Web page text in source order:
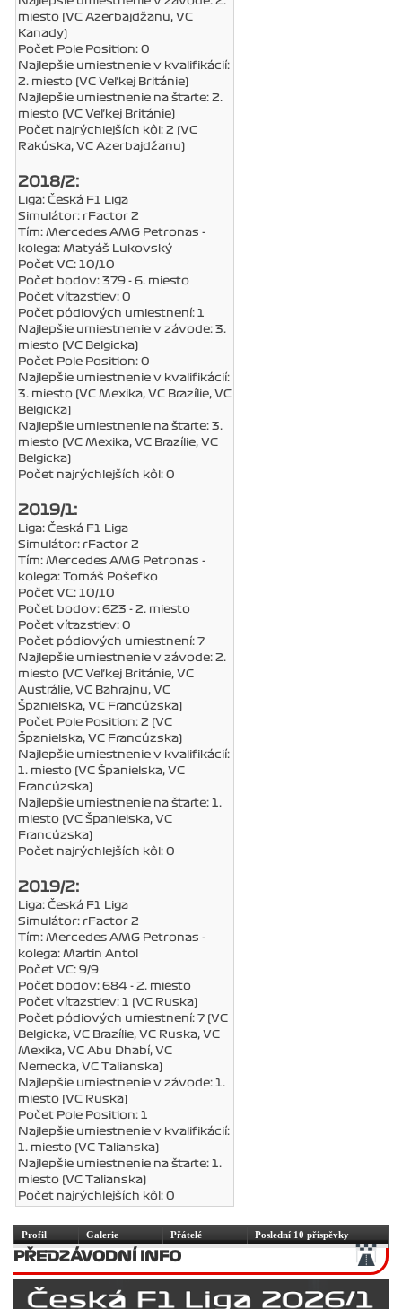
miesto (VC Azerbajdžanu, VC
Kanady)
Počet Pole Position: 0
Najlepšie umiestnenie v kvalifikácií:
2. miesto (VC Veľkej Británie)
Najlepšie umiestnenie na štarte: 2.
miesto (VC Veľkej Británie)
Počet najrýchlejších kôl: 2 (VC
Rakúska, VC Azerbajdžanu)
2018/2:
Liga: Česká F1 Liga
Simulátor: rFactor 2
Tím: Mercedes AMG Petronas -
kolega: Matyáš Lukovský
Počet VC: 10/10
Počet bodov: 379 - 6. miesto
Počet víťazstiev: 0
Počet pódiových umiestnení: 1
Najlepšie umiestnenie v závode: 3.
miesto (VC Belgicka)
Počet Pole Position: 0
Najlepšie umiestnenie v kvalifikácií:
3. miesto (VC Mexika, VC Brazílie, VC
Belgicka)
Najlepšie umiestnenie na štarte: 3.
miesto (VC Mexika, VC Brazílie, VC
Belgicka)
Počet najrýchlejších kôl: 0
2019/1:
Liga: Česká F1 Liga
Simulátor: rFactor 2
Tím: Mercedes AMG Petronas -
kolega: Tomáš Pošefko
Počet VC: 10/10
Počet bodov: 623 - 2. miesto
Počet víťazstiev: 0
Počet pódiových umiestnení: 7
Najlepšie umiestnenie v závode: 2.
miesto (VC Veľkej Británie, VC
Austrálie, VC Bahrajnu, VC
Španielska, VC Francúzska)
Počet Pole Position: 2 (VC
Španielska, VC Francúzska)
Najlepšie umiestnenie v kvalifikácií:
1. miesto (VC Španielska, VC
Francúzska)
Najlepšie umiestnenie na štarte: 1.
miesto (VC Španielska, VC
Francúzska)
Počet najrýchlejších kôl: 0
2019/2:
Liga: Česká F1 Liga
Simulátor: rFactor 2
Tím: Mercedes AMG Petronas -
kolega: Martin Antol
Počet VC: 9/9
Počet bodov: 684 - 2. miesto
Počet víťazstiev: 1 (VC Ruska)
Počet pódiových umiestnení: 7 (VC
Belgicka, VC Brazílie, VC Ruska, VC
Mexika, VC Abu Dhabí, VC
Nemecka, VC Talianska)
Najlepšie umiestnenie v závode: 1.
miesto (VC Ruska)
Počet Pole Position: 1
Najlepšie umiestnenie v kvalifikácií:
1. miesto (VC Talianska)
Najlepšie umiestnenie na štarte: 1.
miesto (VC Talianska)
Počet najrýchlejších kôl: 0
Profil Galerie Přátelé Poslední 10 příspěvky
PŘEDZÁVODNÍ INFO